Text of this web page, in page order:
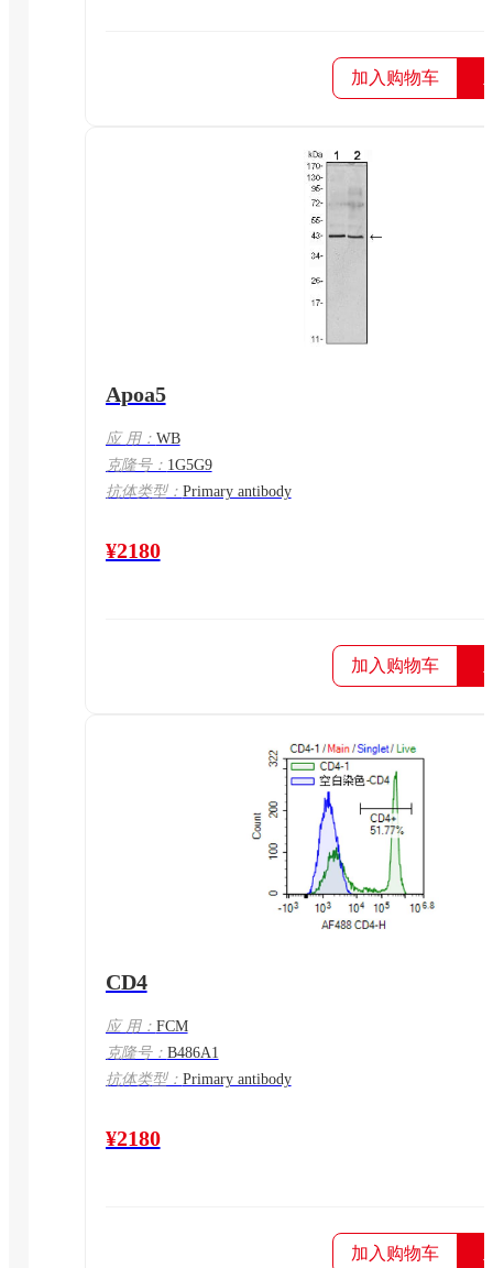
加入购物车
Apoa5
应 用： WB
克隆号： 1G5G9
抗体类型： Primary antibody
¥2180
加入购物车
CD4
应 用： FCM
克隆号： B486A1
抗体类型： Primary antibody
¥2180
加入购物车